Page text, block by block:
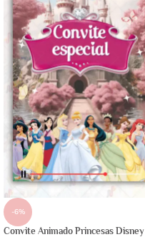
-6%
Convite Animado Princesas Disney